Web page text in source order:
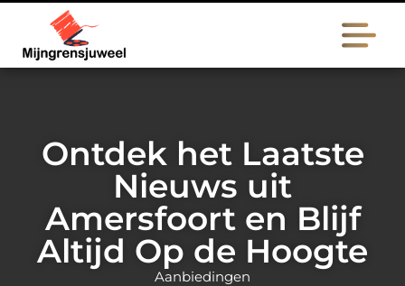
Ontdek het Laatste
Nieuws uit
Amersfoort en Blijf
Altijd Op de Hoogte
Aanbiedingen